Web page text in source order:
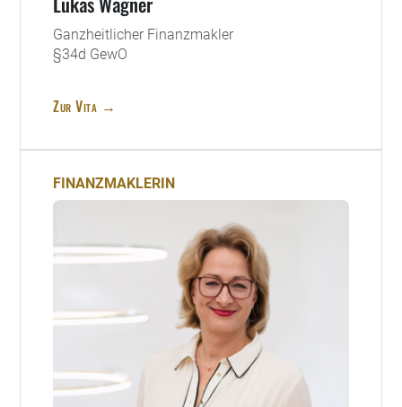
Ganzheitlicher Finanzmakler
§34d GewO
Zur Vita →
FINANZMAKLERIN